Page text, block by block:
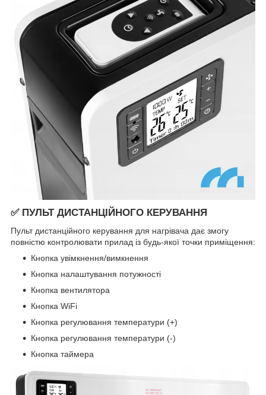
✅ ПУЛЬТ ДИСТАНЦІЙНОГО КЕРУВАННЯ
Пульт дистанційного керування для нагрівача дає змогу
повністю контролювати прилад із будь-якої точки приміщення:
Кнопка увімкнення/вимкнення
Кнопка налаштування потужності
Кнопка вентилятора
Кнопка WiFi
Кнопка регулювання температури (+)
Кнопка регулювання температури (-)
Кнопка таймера